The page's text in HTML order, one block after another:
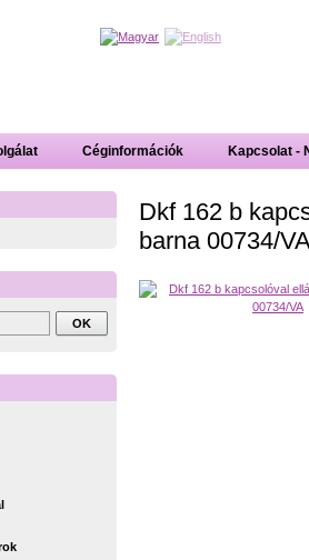
Céginformációk Kapcsolat -
Dkf 162 b
barna 00734/